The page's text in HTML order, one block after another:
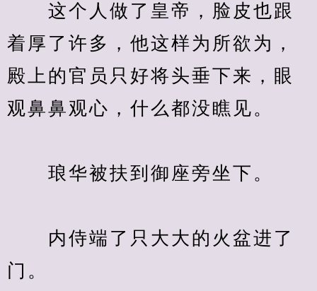
这个人做了皇帝，脸皮也跟
着厚了许多，他这样为所欲为，
殿上的官员只好将头垂下来，眼
内侍端了只大大的火盆进了